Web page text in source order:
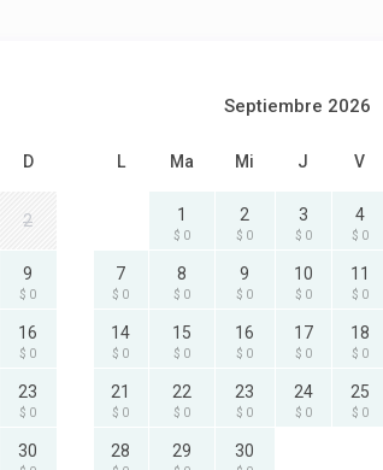
D
2
9
$ 0
16
$ 0
23
$ 0
30
Septiembre 2026
L Ma Mi J V
1
$ 0
2
$ 0
3
$ 0
4
$ 0
7
$ 0
8
$ 0
9
$ 0
10
$ 0
11
$ 0
14
$ 0
15
$ 0
16
$ 0
17
$ 0
18
$ 0
21
$ 0
22
$ 0
23
$ 0
24
$ 0
25
$ 0
28 29 30